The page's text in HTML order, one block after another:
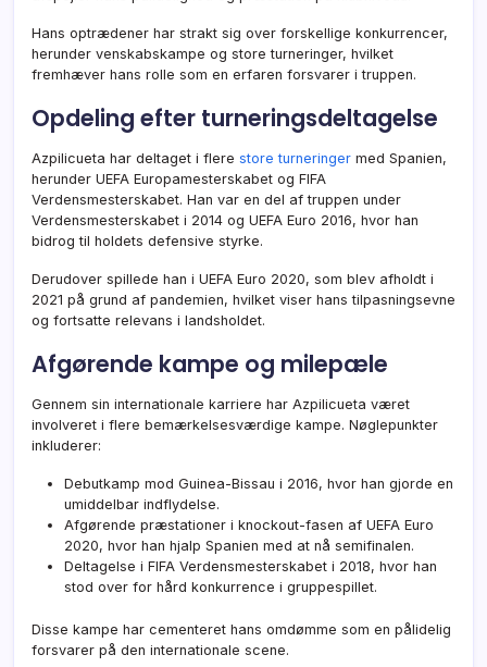
Hans optrædener har strakt sig over forskellige konkurrencer,
herunder venskabskampe og store turneringer, hvilket
fremhæver hans rolle som en erfaren forsvarer i truppen.
Opdeling efter turneringsdeltagelse
Azpilicueta har deltaget i flere store turneringer med Spanien,
herunder UEFA Europamesterskabet og FIFA
Verdensmesterskabet. Han var en del af truppen under
Verdensmesterskabet i 2014 og UEFA Euro 2016, hvor han
bidrog til holdets defensive styrke.
Derudover spillede han i UEFA Euro 2020, som blev afholdt i
2021 på grund af pandemien, hvilket viser hans tilpasningsevne
og fortsatte relevans i landsholdet.
Afgørende kampe og milepæle
Gennem sin internationale karriere har Azpilicueta været
involveret i flere bemærkelsesværdige kampe. Nøglepunkter
inkluderer:
Debutkamp mod Guinea-Bissau i 2016, hvor han gjorde en
umiddelbar indflydelse.
Afgørende præstationer i knockout-fasen af UEFA Euro
2020, hvor han hjalp Spanien med at nå semifinalen.
Deltagelse i FIFA Verdensmesterskabet i 2018, hvor han
stod over for hård konkurrence i gruppespillet.
Disse kampe har cementeret hans omdømme som en pålidelig
forsvarer på den internationale scene.